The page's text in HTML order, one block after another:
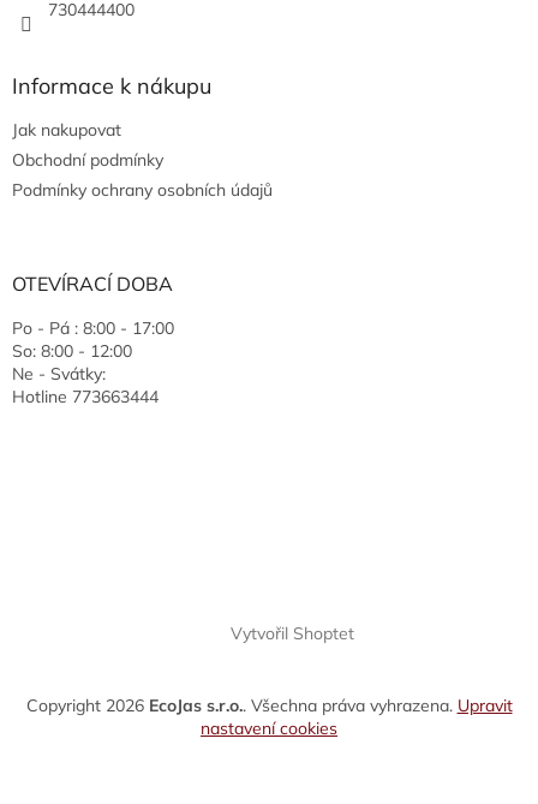
730444400
Informace k nákupu
Jak nakupovat
Obchodní podmínky
Podmínky ochrany osobních údajů
OTEVÍRACÍ DOBA
Po - Pá : 8:00 - 17:00
So: 8:00 - 12:00
Ne - Svátky:
Hotline 773663444
Vytvořil Shoptet
Copyright 2026 EcoJas s.r.o.. Všechna práva vyhrazena. Upravit
nastavení cookies